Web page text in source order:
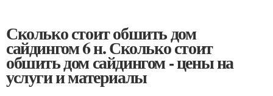
Сколько стоит обшить дом
сайдингом 6 н. Сколько стоит
обшить дом сайдингом - цены на
услуги и материалы